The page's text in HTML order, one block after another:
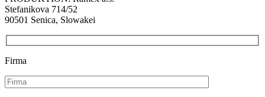
Stefanikova 714/52
90501 Senica, Slowakei
Firma